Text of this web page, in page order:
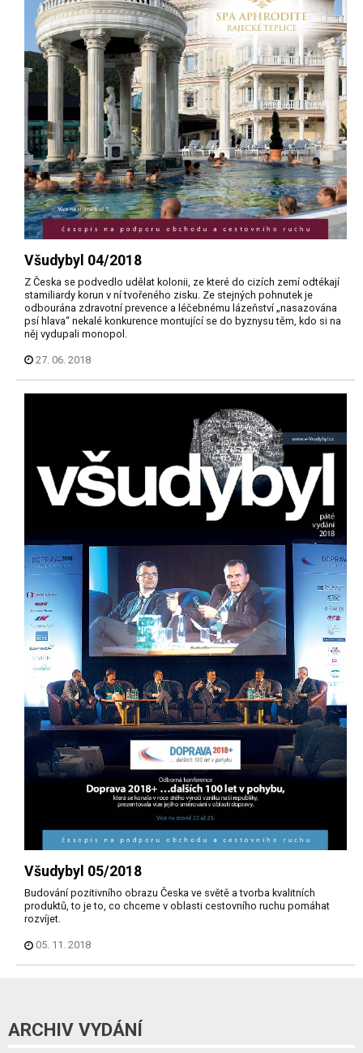
Všudybyl 04/2018
Z Česka se podvedlo udělat kolonii, ze které do cizích zemí odtékají
stamiliardy korun v ní tvořeného zisku. Ze stejných pohnutek je
odbourána zdravotní prevence a léčebnému lázeňství „nasazována
psí hlava“ nekalé konkurence montující se do byznysu těm, kdo si na
něj vydupali monopol.
27. 06. 2018
Všudybyl 05/2018
Budování pozitivního obrazu Česka ve světě a tvorba kvalitních
produktů, to je to, co chceme v oblasti cestovního ruchu pomáhat
rozvíjet.
05. 11. 2018
ARCHIV VYDÁNÍ